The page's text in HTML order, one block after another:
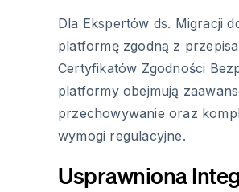
Dla Ekspertów ds. Migracji
platformę zgodną z
Certyfikatów Zgodności
platformy obejmują
przechowywanie oraz
wymogi regulacyjne.
Usprawniona